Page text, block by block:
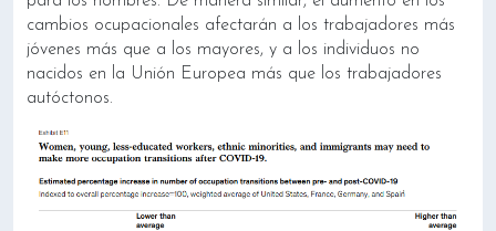
cambios ocupacionales afectarán a los trabajadores más
jóvenes más que a los mayores, y a los individuos no
nacidos en la Unión Europea más que los trabajadores
autóctonos.